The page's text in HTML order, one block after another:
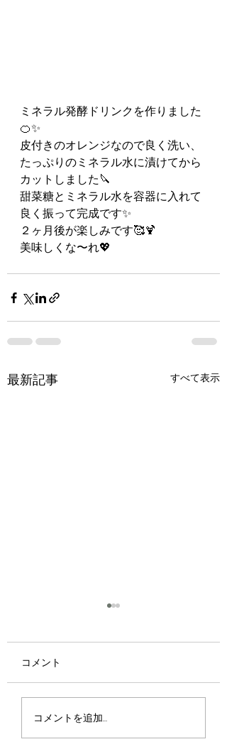
ミネラル発酵ドリンクを作りました
🍊✨
皮付きのオレンジなので良く洗い、
たっぷりのミネラル水に漬けてから
カットしました🔪
甜菜糖とミネラル水を容器に入れて
良く振って完成です✨
２ヶ月後が楽しみです🥰🍹
美味しくな〜れ💖
最新記事 すべて表示
京都・宇治で味わう夏
コメント
コメントを追加…